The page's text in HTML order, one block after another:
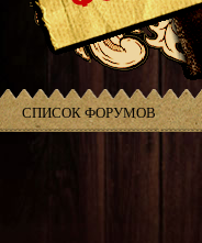
СПИСОК ФОРУМОВ